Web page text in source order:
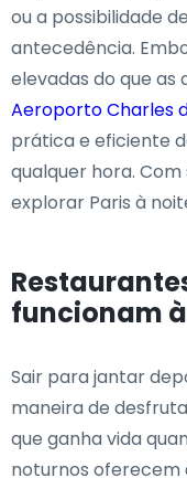
ou a possibilidade
antecedência.
elevadas do que
Aeroporto Charles
prática e eficiente
qualquer hora.
explorar Paris à
funcionam
Sair para jantar
maneira de
que ganha vida
noturnos oferecem